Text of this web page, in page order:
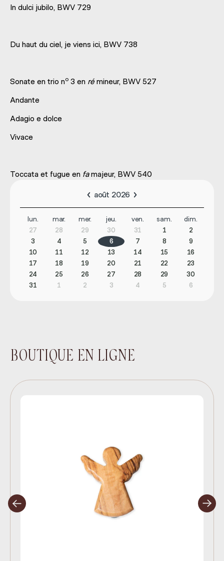
In dulci jubilo, BWV 729
Du haut du ciel, je viens ici, BWV 738
Sonate en trio no 3 en ré mineur, BWV 527
Andante
Adagio e dolce
Vivace
Toccata et fugue en famajeur, BWV 540
août 2026
lun. mar. mer. jeu. ven. sam.
dim.
27
28 29 30 31 1
2
3
4 5 6 7 8
9
10
11 12 13 14 15
16
17
18 19 20 21 22
23
24
25 26 27 28 29
30
31
1 2 3 4 5 6
BOUTIQUE EN LIGNE